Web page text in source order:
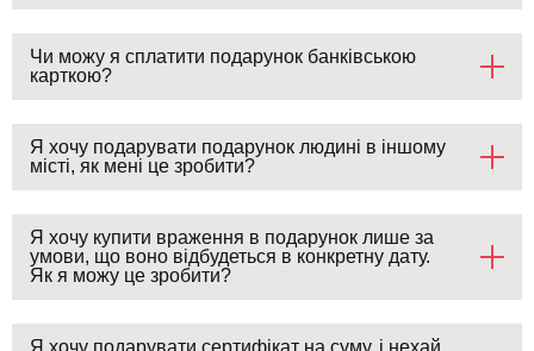
Чи можу я сплатити подарунок банківською
карткою?
Я хочу подарувати подарунок людині в іншому
місті, як мені це зробити?
Я хочу купити враження в подарунок лише за
умови, що воно відбудеться в конкретну дату.
Як я можу це зробити?
Я хочу подарувати сертифікат на суму, і нехай